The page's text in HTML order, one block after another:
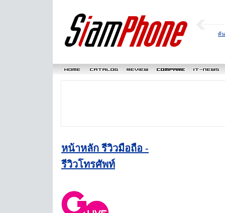
ค้
หน้าหลัก รีวิวมือถือ -
รีวิวโทรศัพท์